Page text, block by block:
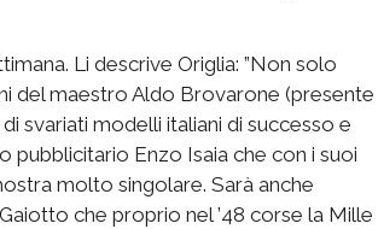
. Li descrive Origlia: ”Non solo
del maestro Aldo Brovarone (presente
svariati modelli italiani di successo e
pubblicitario Enzo Isaia che con i suoi
molto singolare. Sarà anche
Gaiotto che proprio nel ’48 corse la Mille